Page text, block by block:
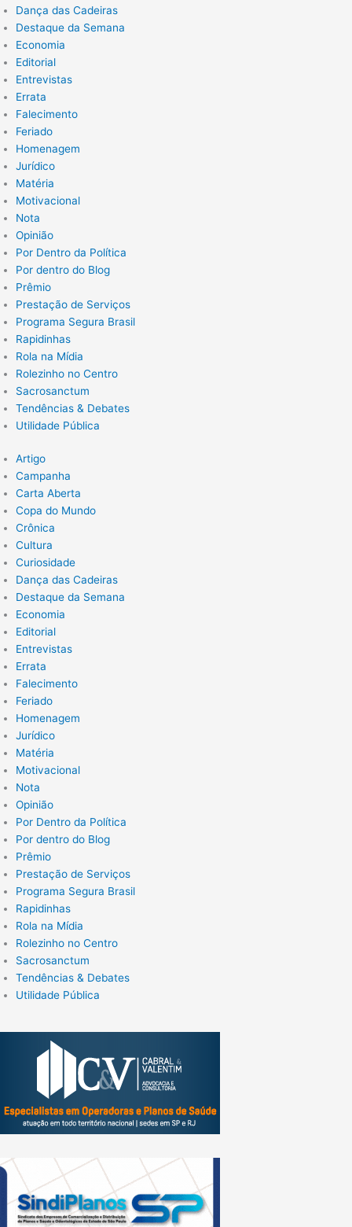
Dança das Cadeiras
Destaque da Semana
Economia
Editorial
Entrevistas
Errata
Falecimento
Feriado
Homenagem
Jurídico
Matéria
Motivacional
Nota
Opinião
Por Dentro da Política
Por dentro do Blog
Prêmio
Prestação de Serviços
Programa Segura Brasil
Rapidinhas
Rola na Mídia
Rolezinho no Centro
Sacrosanctum
Tendências & Debates
Utilidade Pública
Artigo
Campanha
Carta Aberta
Copa do Mundo
Crônica
Cultura
Curiosidade
Dança das Cadeiras
Destaque da Semana
Economia
Editorial
Entrevistas
Errata
Falecimento
Feriado
Homenagem
Jurídico
Matéria
Motivacional
Nota
Opinião
Por Dentro da Política
Por dentro do Blog
Prêmio
Prestação de Serviços
Programa Segura Brasil
Rapidinhas
Rola na Mídia
Rolezinho no Centro
Sacrosanctum
Tendências & Debates
Utilidade Pública